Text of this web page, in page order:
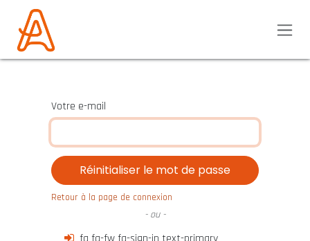
Se rendre au contenu
Votre e-mail
Réinitialiser le mot de passe
Retour à la page de connexion
- ou -